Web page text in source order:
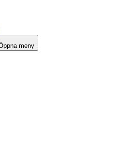
meny